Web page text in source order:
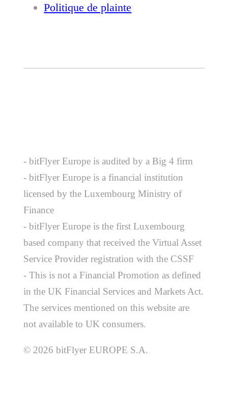
Politique de plainte
- bitFlyer Europe is audited by a Big 4 firm
- bitFlyer Europe is a financial institution
licensed by the Luxembourg Ministry of
Finance
- bitFlyer Europe is the first Luxembourg
based company that received the Virtual Asset
Service Provider registration with the CSSF
- This is not a Financial Promotion as defined
in the UK Financial Services and Markets Act.
The services mentioned on this website are
not available to UK consumers.
© 2026 bitFlyer EUROPE S.A.